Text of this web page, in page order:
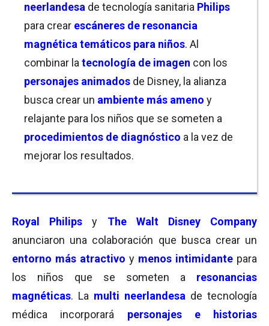
neerlandesa de tecnología sanitaria Philips
para crear escáneres de resonancia
magnética temáticos para niños. Al
combinar la tecnología de imagen con los
personajes animados de Disney, la alianza
busca crear un ambiente más ameno y
relajante para los niños que se someten a
procedimientos de diagnóstico a la vez de
mejorar los resultados.
Royal Philips y The Walt Disney Company
anunciaron una colaboración que busca crear un
entorno más atractivo y menos intimidante para
los niños que se someten a resonancias
magnéticas. La multi neerlandesa de tecnología
médica incorporará personajes e historias